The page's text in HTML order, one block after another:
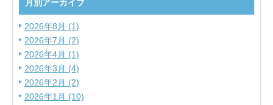
月別アーカイブ
2026年8月 (1)
2026年7月 (2)
2026年4月 (1)
2026年3月 (4)
2026年2月 (2)
2026年1月 (10)